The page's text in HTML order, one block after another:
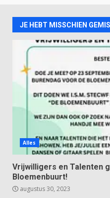
JE HEBT MISSCHIEN
Alles
Vrijwilligers en Talenten
Bloemenbuurt!
augustus 30, 2023